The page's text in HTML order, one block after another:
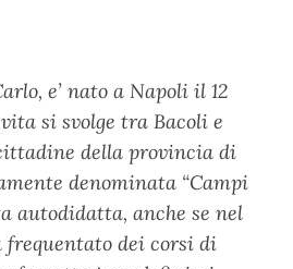
e’ nato a Napoli il 12
vita si svolge tra Bacoli e
della provincia di
denominata “Campi
autodidatta, anche se nel
frequentato dei corsi di